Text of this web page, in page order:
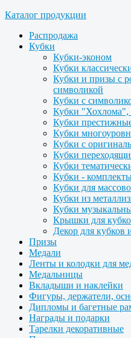
Каталог продукции
Распродажа
Кубки
Кубки-эконом
Кубки
Кубки и призы с
символикой
Кубки с
Кубки "Хохлома",
Кубки
Кубки
Кубки с
Кубки
Кубки
Кубки -
Кубки для
Кубки из
Кубки
Крышки для
Декор для кубков
Призы
Медали
Ленты и колодки для
Медальницы
Вкладыши и наклейки
Фигуры, держатели,
Дипломы и багетные
Награды и подарки
Тарелки декоративные